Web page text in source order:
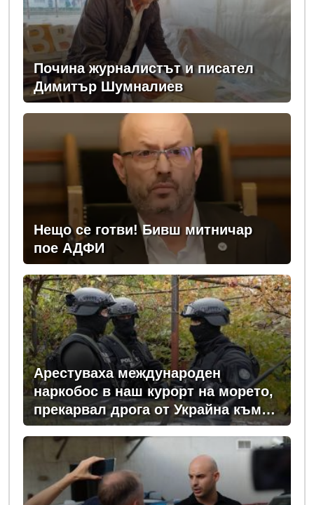
Почина журналистът и писател
Димитър Шумналиев
Нещо се готви! Бивш митничар
пое АДФИ
Арестуваха международен
наркобос в наш курорт на морето,
прекарвал дрога от Украйна към
ЕС